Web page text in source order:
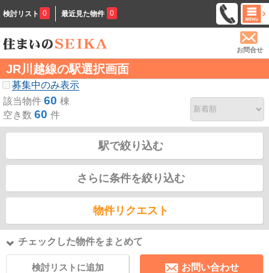
検討リスト 0 最近見た物件 0
お問合せ
JR川越線の駅選択画面
募集中のみ表示
該当物件 60 棟
空き数 60 件
駅で絞り込む
さらに条件を絞り込む
物件リクエスト
チェックした物件をまとめて
検討リストに追加 お問い合わせ